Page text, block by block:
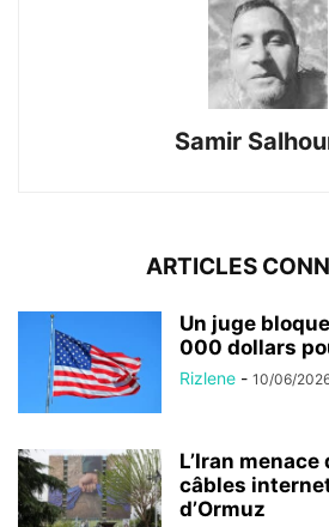
Samir
ARTICLES
Un juge
000 dollars
Rizlene - 10/06/
L’Iran
câbles
d’Ormuz